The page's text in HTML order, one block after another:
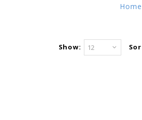
Home
Show: 12